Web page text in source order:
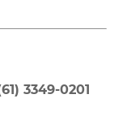
3349-0201